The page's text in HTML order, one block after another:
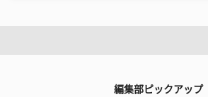
編集部ピックアップ